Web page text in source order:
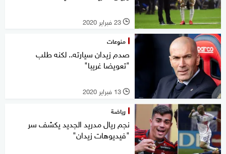
l 23 فبراير 2020
منوعات
صدم زيدان سيارته.. لكنه طلب
"تعويضا غريبا"
l 13 فبراير 2020
رياضة
نجم ريال مدريد الجديد يكشف سر
"فيديوهات زيدان"